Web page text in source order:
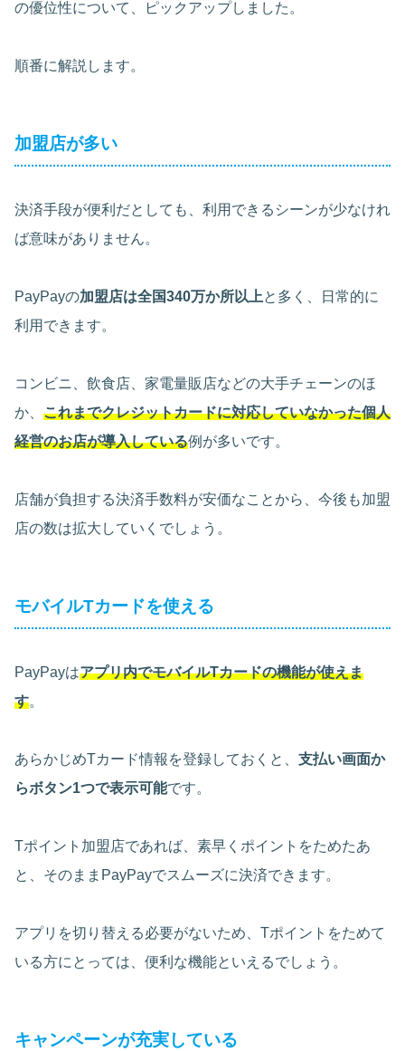
の優位性について、ピックアップしました。
順番に解説します。
加盟店が多い
決済手段が便利だとしても、利用できるシーンが少なけれ
ば意味がありません。
PayPayの加盟店は全国340万か所以上と多く、日常的に
利用できます。
コンビニ、飲食店、家電量販店などの大手チェーンのほ
か、 これまでクレジットカードに対応していなかった個人
経営のお店が導入している例が多いです。
店舗が負担する決済手数料が安価なことから、今後も加盟
店の数は拡大していくでしょう。
モバイルTカードを使える
PayPayはアプリ内でモバイルTカードの機能が使えま
す。
あらかじめTカード情報を登録しておくと、 支払い画面か
らボタン1つで表示可能です。
Tポイント加盟店であれば、素早くポイントをためたあ
と、そのままPayPayでスムーズに決済できます。
アプリを切り替える必要がないため、Tポイントをためて
いる方にとっては、便利な機能といえるでしょう。
キャンペーンが充実している